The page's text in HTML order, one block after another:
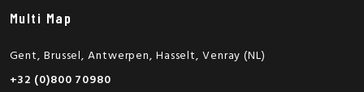
Multi Map
Gent, Brussel, Antwerpen, Hasselt, Venray (NL)
+32 (0)800 70980